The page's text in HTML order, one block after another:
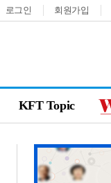
로그인 회원가입
KFT Topic